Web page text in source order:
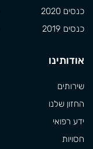
כנסים 2020
כנסים 2019
אודותינו
שירותים
החזון שלנו
ידע רפואי
חסויות